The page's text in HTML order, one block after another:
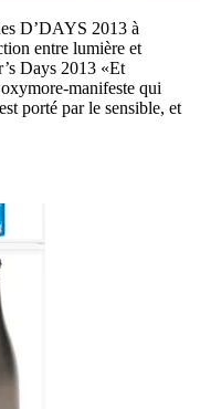
D’DAYS 2013 à
entre lumière et
Days 2013 «Et
manifeste qui
porté par le sensible, et